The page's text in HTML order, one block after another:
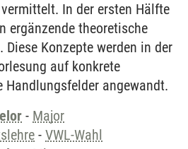
In der ersten Hälfte
ergänzende theoretische
Konzepte werden in der
auf konkrete
angewandt.
- Major
- VWL-Wahl